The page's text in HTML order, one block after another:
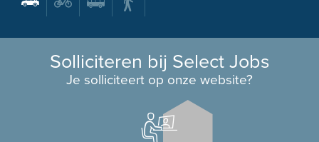
Solliciteren bij Select Jobs
Je solliciteert op onze website?